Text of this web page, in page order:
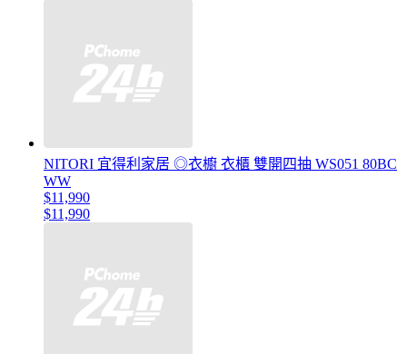
NITORI 宜得利家居 ◎衣櫥 衣櫃 雙開四抽 WS051 80BC
WW
$11,990
$11,990